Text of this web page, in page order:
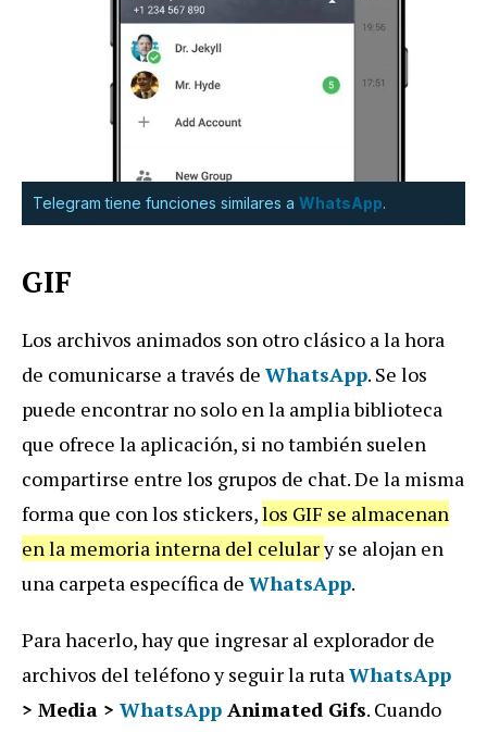
Telegram tiene funciones similares a WhatsApp.
GIF
Los archivos animados son otro clásico a la hora
de comunicarse a través de WhatsApp. Se los
puede encontrar no solo en la amplia biblioteca
que ofrece la aplicación, si no también suelen
compartirse entre los grupos de chat. De la misma
forma que con los stickers,los GIF se almacenan
en la memoria interna del celulary se alojan en
una carpeta específica de WhatsApp.
Para hacerlo, hay que ingresar al explorador de
archivos del teléfono y seguir la ruta WhatsApp
> Media > WhatsApp Animated Gifs. Cuando